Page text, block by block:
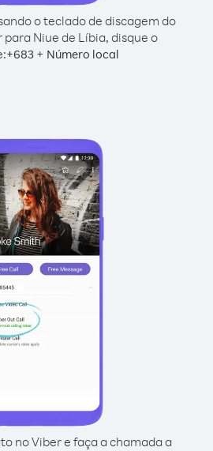
o teclado de discagem do
para Niue de Líbia, disque o
+683+ Número local
no Viber e faça a chamada a